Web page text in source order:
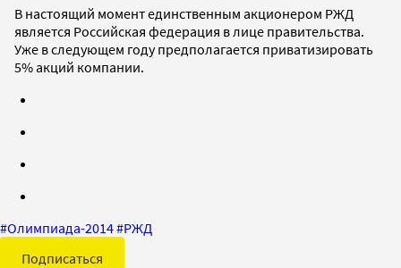
В настоящий момент единственным акционером РЖД
является Российская федерация в лице правительства.
Уже в следующем году предполагается приватизировать
5% акций компании.
#Олимпиада-2014#РЖД
Подписаться